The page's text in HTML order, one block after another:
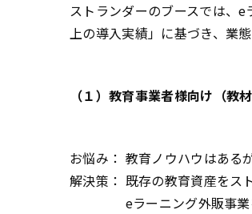
ストランダーのブースでは、
上の導入実績」に基づき、業
（１）教育事業者様向け（教
お悩み： 教育ノウハウはあ
解決策： 既存の教育資産をス
eラーニング外販事業を